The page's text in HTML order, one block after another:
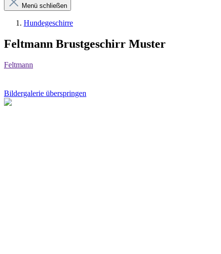
Menü schließen
Hundegeschirre
Feltmann Brustgeschirr Muster
Feltmann
Bildergalerie überspringen